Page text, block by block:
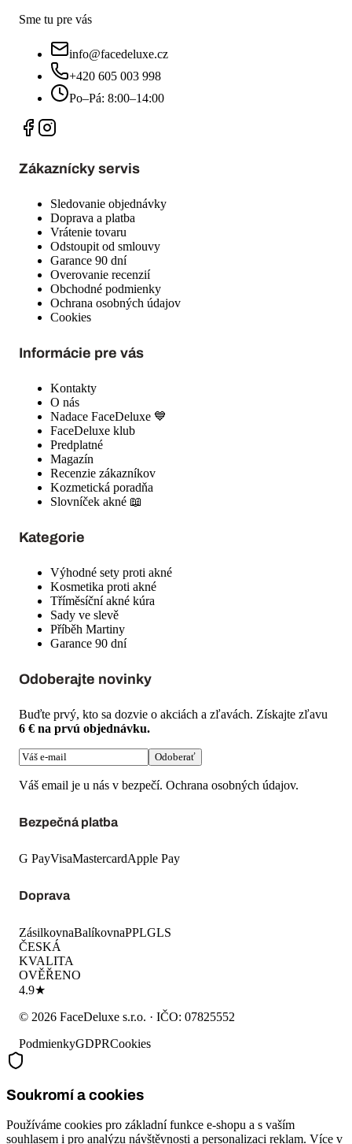
Ochrana osobných údajov
Informácie pre vás
Kontakty
O nás
Nadace FaceDeluxe 💙
Predplatné
Magazín
Kozmetická poradňa
Slovníček akné 📖
Kategorie
Výhodné sety proti akné
Kosmetika proti akné
Tříměsíční akné kúra
Příběh Martiny
Garance 90 dní
Odoberajte novinky
Buďte prvý, kto sa dozvie o akciách a zľavách. Získajte zľavu
6 € na prvú objednávku.
Odoberať
Váš email je u nás v bezpečí.
Bezpečná platba
G Pay VisaMastercardApple Pay
Doprava
ZásilkovnaBalíkovnaPPL
KVALITA
4.9★
©2026 FaceDeluxe s.r.o.· IČO:
Podmienky
Cookies
souhlasem i pro analýzu návštěvnosti a personalizaci reklam. Více v
Přijmout vše Pouze nezbytné
na první
objednávku